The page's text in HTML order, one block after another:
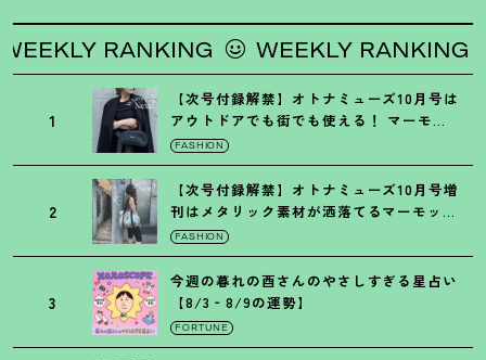
RANKING WEEKLY RANKING
1
【次号付録解禁】オトナミューズ10月号は
アウトドアでも街でも使える ！ マーモッ
トの黒ショルダー
FASHION
2
【次号付録解禁】オトナミューズ10月号増
刊はメタリック素材が洒落てるマーモット
の保冷バッグ
FASHION
3
今週の暮れの酉さんのやさしすぎる星占い
【8/3‐8/9の運勢】
FORTUNE